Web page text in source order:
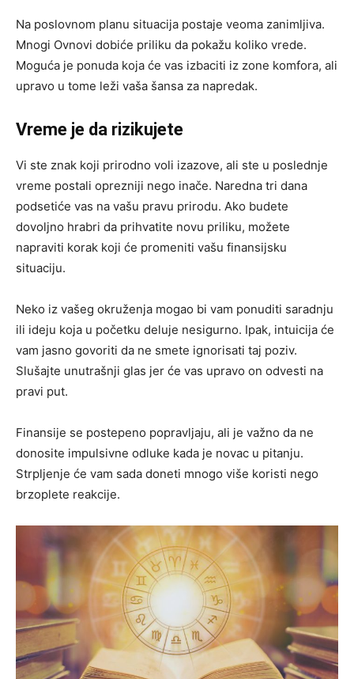
Na poslovnom planu situacija postaje veoma zanimljiva.
Mnogi Ovnovi dobiće priliku da pokažu koliko vrede.
Moguća je ponuda koja će vas izbaciti iz zone komfora, ali
upravo u tome leži vaša šansa za napredak.
Vreme je da rizikujete
Vi ste znak koji prirodno voli izazove, ali ste u poslednje
vreme postali oprezniji nego inače. Naredna tri dana
podsetiće vas na vašu pravu prirodu. Ako budete
dovoljno hrabri da prihvatite novu priliku, možete
napraviti korak koji će promeniti vašu finansijsku
situaciju.
Neko iz vašeg okruženja mogao bi vam ponuditi saradnju
ili ideju koja u početku deluje nesigurno. Ipak, intuicija će
vam jasno govoriti da ne smete ignorisati taj poziv.
Slušajte unutrašnji glas jer će vas upravo on odvesti na
pravi put.
Finansije se postepeno popravljaju, ali je važno da ne
donosite impulsivne odluke kada je novac u pitanju.
Strpljenje će vam sada doneti mnogo više koristi nego
brzoplete reakcije.